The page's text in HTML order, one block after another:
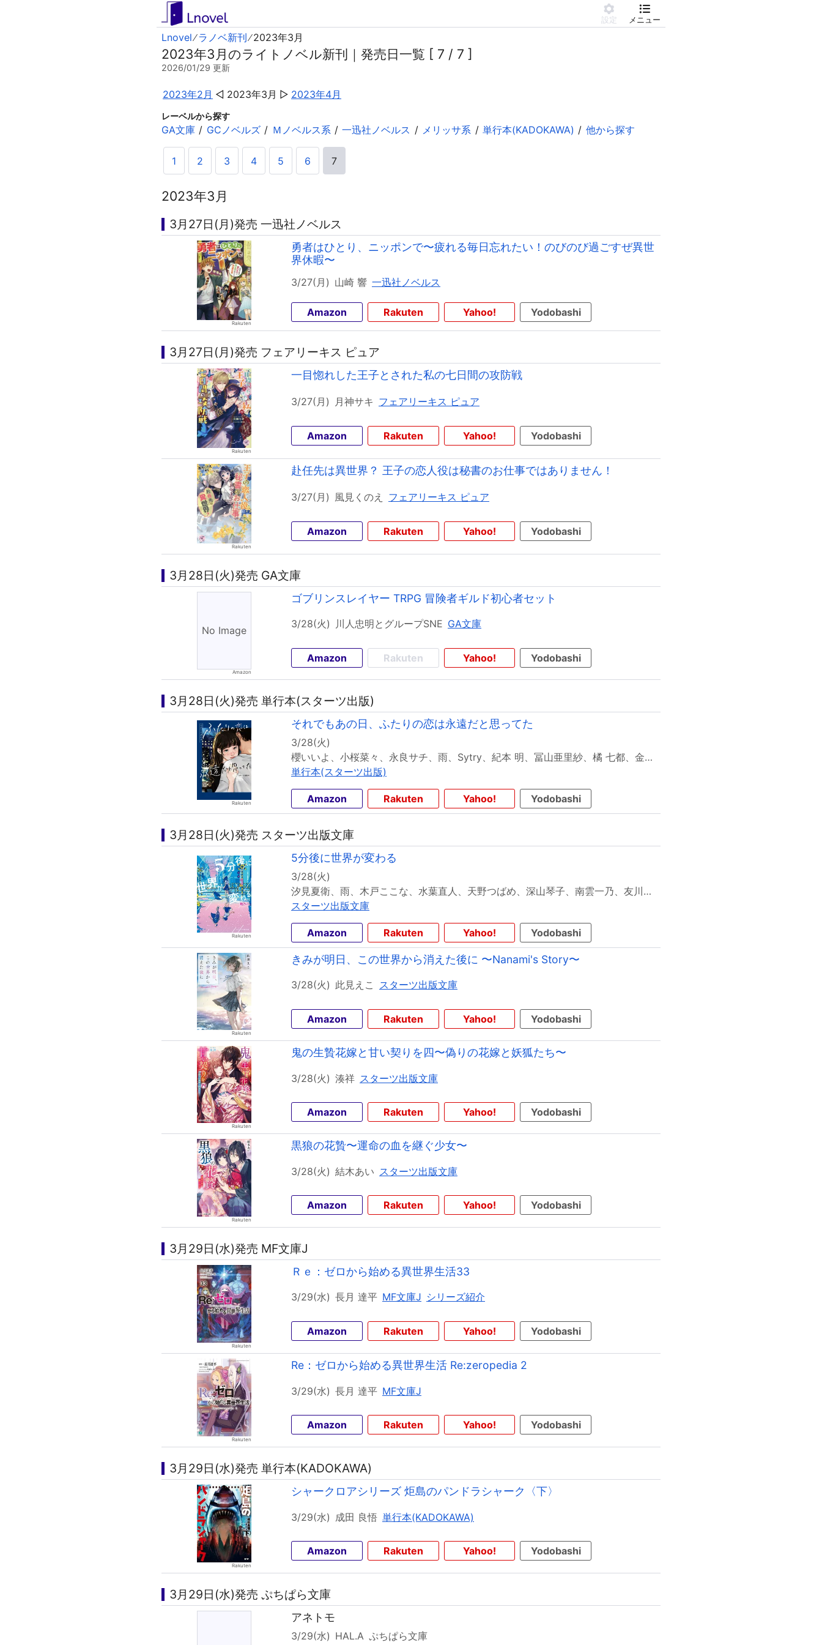
設定 メニュー
Lnovel ラノベ新刊 2023年3月
2023年3月のライトノベル新刊｜発売日一覧 [ 7 / 7 ]
2026/01/29 更新
2023年2月 2023年3月 2023年4月
レーベルから探す
GA文庫 GCノベルズ Ｍノベルス系 一迅社ノベルス メリッサ系 単行本(KADOKAWA) 他から探す
1 2 3 4 5 6 7
2023年3月
3月27日(月)発売 一迅社ノベルス
勇者はひとり、ニッポンで〜疲れる毎日忘れたい！のびのび過ごすぜ異世
界休暇〜
3/27(月) 山崎 響 一迅社ノベルス
Amazon Rakuten Yahoo! Yodobashi
3月27日(月)発売 フェアリーキス ピュア
一目惚れした王子とされた私の七日間の攻防戦
3/27(月) 月神サキ フェアリーキス ピュア
Amazon Rakuten Yahoo! Yodobashi
赴任先は異世界？ 王子の恋人役は秘書のお仕事ではありません！
3/27(月) 風見くのえ フェアリーキス ピュア
Amazon Rakuten Yahoo! Yodobashi
3月28日(火)発売 GA文庫
ゴブリンスレイヤー TRPG 冒険者ギルド初心者セット
3/28(火) 川人忠明とグループSNE GA文庫
Amazon Rakuten Yahoo! Yodobashi
3月28日(火)発売 単行本(スターツ出版)
それでもあの日、ふたりの恋は永遠だと思ってた
3/28(火)
櫻いいよ、小桜菜々、永良サチ、雨、Sytry、紀本 明、冨山亜里紗、橘 七都、金犀、月ヶ瀬 杏、蜃気羊、梶ゆいな
単行本(スターツ出版)
Amazon Rakuten Yahoo! Yodobashi
3月28日(火)発売 スターツ出版文庫
5分後に世界が変わる
3/28(火)
汐見夏衛、雨、木戸ここな、水葉直人、天野つばめ、深山琴子、南雲一乃、友川創希、白井くも、山川陽実子、遊野 煌、時枝リク、湖城マコト、響ぴあの、朱宮あめ
スターツ出版文庫
Amazon Rakuten Yahoo! Yodobashi
きみが明日、この世界から消えた後に 〜Nanami's Story〜
3/28(火) 此見えこ スターツ出版文庫
Amazon Rakuten Yahoo! Yodobashi
鬼の生贄花嫁と甘い契りを四〜偽りの花嫁と妖狐たち〜
3/28(火) 湊祥 スターツ出版文庫
Amazon Rakuten Yahoo! Yodobashi
黒狼の花贄〜運命の血を継ぐ少女〜
3/28(火) 結木あい スターツ出版文庫
Amazon Rakuten Yahoo! Yodobashi
3月29日(水)発売 MF文庫J
Ｒｅ：ゼロから始める異世界生活33
3/29(水) 長月 達平 MF文庫J シリーズ紹介
Amazon Rakuten Yahoo! Yodobashi
Re：ゼロから始める異世界生活 Re:zeropedia 2
3/29(水) 長月 達平 MF文庫J
Amazon Rakuten Yahoo! Yodobashi
3月29日(水)発売 単行本(KADOKAWA)
シャークロアシリーズ 炬島のパンドラシャーク〈下〉
3/29(水) 成田 良悟 単行本(KADOKAWA)
Amazon Rakuten Yahoo! Yodobashi
3月29日(水)発売 ぷちぱら文庫
アネトモ
3/29(水) HAL.A ぷちぱら文庫